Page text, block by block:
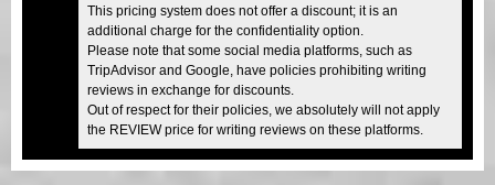
This pricing system does not offer a discount; it is an
additional charge for the confidentiality option.
Please note that some social media platforms, such as
TripAdvisor and Google, have policies prohibiting writing
reviews in exchange for discounts.
Out of respect for their policies, we absolutely will not apply
the REVIEW price for writing reviews on these platforms.